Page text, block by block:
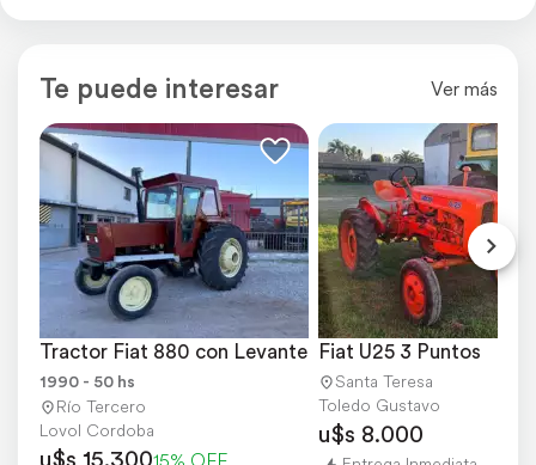
Bajo Medio Alto
CHEQUEÁ PRECIOS
Te puede interesar Ver más
Tractor Fiat 880 con Levante
1990 - 50 hs
Río Tercero
Lovol Cordoba
Fiat U25 3 Puntos
Santa Teresa
Toledo Gustavo
u$s 8.000